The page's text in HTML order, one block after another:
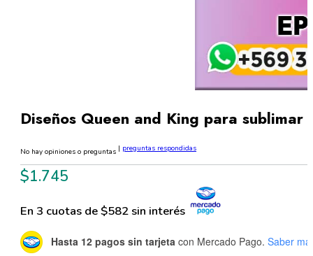
Diseños Queen and King para
No hay opiniones o preguntas | preguntas respondidas
$1.745
En 3 cuotas de $582 sin interés
Hasta 12 pagos sin tarjeta con Mercado Pago. Saber